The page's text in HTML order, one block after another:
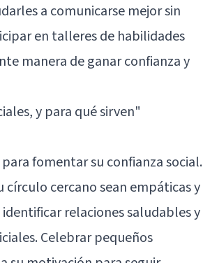
a comunicarse mejor sin
en talleres de habilidades
manera de ganar confianza y
y para qué sirven"
fomentar su confianza social.
círculo cercano sean empáticas y
relaciones saludables y
Celebrar pequeños